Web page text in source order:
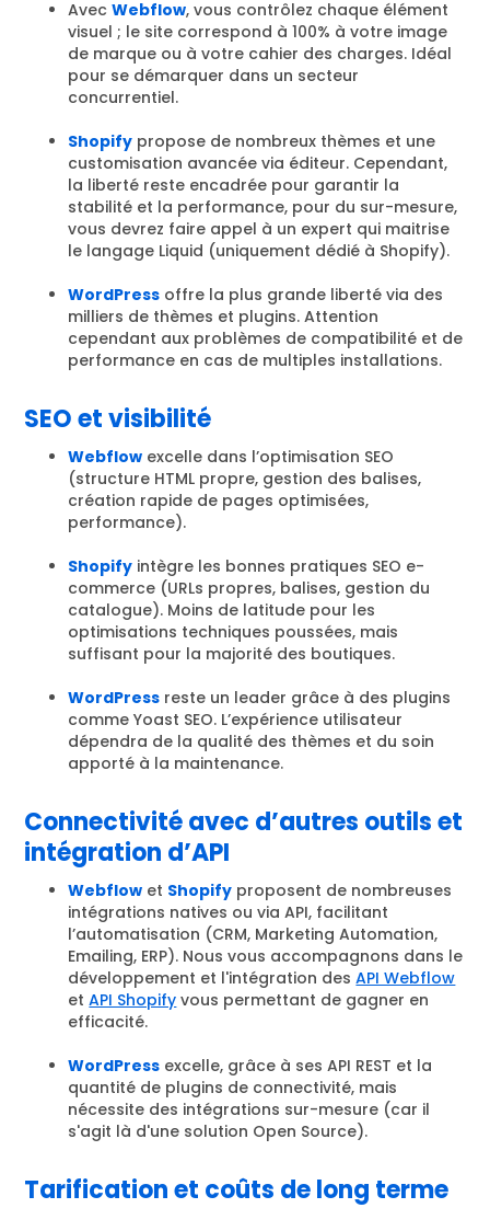
AvecWebflow, vous contrôlez chaque élément
visuel ; le site correspond à 100% à votre image
de marque ou à votre cahier des charges. Idéal
pour se démarquer dans un secteur
concurrentiel.
Shopify propose de nombreux thèmes et une
customisation avancée via éditeur. Cependant,
la liberté reste encadrée pour garantir la
stabilité et la performance, pour du sur-mesure,
vous devrez faire appel à un expert qui maitrise
le langage Liquid (uniquement dédié à Shopify).
WordPress offre la plus grande liberté via des
milliers de thèmes et plugins. Attention
cependant aux problèmes de compatibilité et de
performance en cas de multiples installations.
SEO et visibilité
Webflow excelle dans l’optimisation SEO
(structure HTML propre, gestion des balises,
création rapide de pages optimisées,
performance).
Shopify intègre les bonnes pratiques SEO e-
commerce (URLs propres, balises, gestion du
catalogue). Moins de latitude pour les
optimisations techniques poussées, mais
suffisant pour la majorité des boutiques.
WordPress reste un leader grâce à des plugins
comme Yoast SEO. L’expérience utilisateur
dépendra de la qualité des thèmes et du soin
apporté à la maintenance.
Connectivité avec d’autres outils et
intégration d’API
Webflow et Shopify proposent de nombreuses
intégrations natives ou via API, facilitant
l’automatisation (CRM, Marketing Automation,
Emailing, ERP). Nous vous accompagnons dans le
développement et l'intégration desAPI Webflow
etAPI Shopify vous permettant de gagner en
efficacité.
WordPress excelle, grâce à ses API REST et la
quantité de plugins de connectivité, mais
nécessite des intégrations sur-mesure (car il
s'agit là d'une solution Open Source).
Tarification et coûts de long terme